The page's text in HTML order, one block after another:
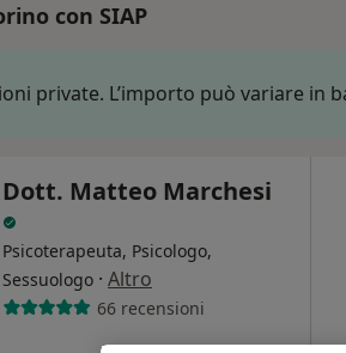
con SIAP
private. L’importo può variare in
Dott. Matteo Marchesi
Psicoterapeuta, Psicologo,
Sessuologo · Altro
66 recensioni